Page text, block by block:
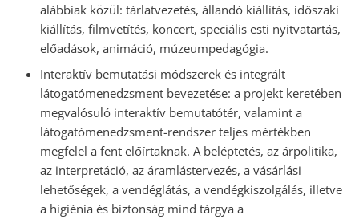
alábbiak közül: tárlatvezetés, állandó kiállítás, időszaki
kiállítás, filmvetítés, koncert, speciális esti nyitvatartás,
előadások, animáció, múzeumpedagógia.
Interaktív bemutatási módszerek és integrált
látogatómenedzsment bevezetése: a projekt keretében
megvalósuló interaktív bemutatótér, valamint a
látogatómenedzsment-rendszer teljes mértékben
megfelel a fent előírtaknak. A beléptetés, az árpolitika,
az interpretáció, az áramlástervezés, a vásárlási
lehetőségek, a vendéglátás, a vendégkiszolgálás, illetve
a higiénia és biztonság mind tárgya a